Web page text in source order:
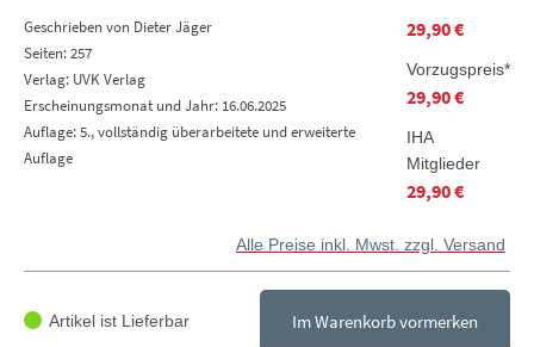
Geschrieben von Dieter Jäger
Seiten: 257
Verlag: UVK Verlag
Erscheinungsmonat und Jahr: 16.06.2025
Auflage: 5., vollständig überarbeitete und erweiterte
Auflage
29,90 €
Vorzugspreis*
29,90 €
IHA
Mitglieder
29,90 €
Alle Preise inkl. Mwst. zzgl. Versand
Artikel ist Lieferbar Im Warenkorb vormerken